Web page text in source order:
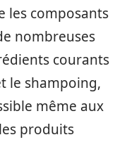
les composants
nombreuses
courants
le shampoing,
même aux
produits